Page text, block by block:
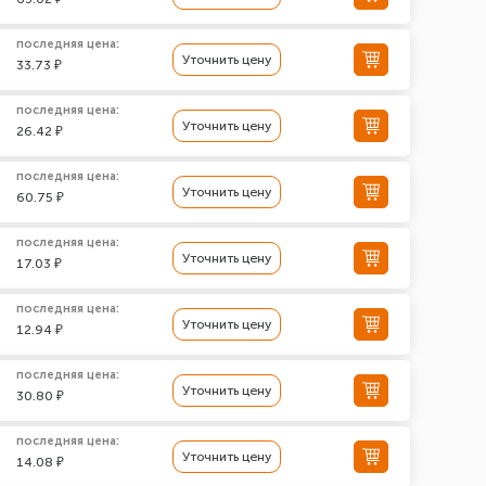
последняя цена:
33.73 ₽ Уточнить цену
последняя цена:
26.42 ₽ Уточнить цену
последняя цена:
60.75 ₽ Уточнить цену
последняя цена:
17.03 ₽ Уточнить цену
последняя цена:
12.94 ₽ Уточнить цену
последняя цена:
30.80 ₽ Уточнить цену
последняя цена:
14.08 ₽ Уточнить цену